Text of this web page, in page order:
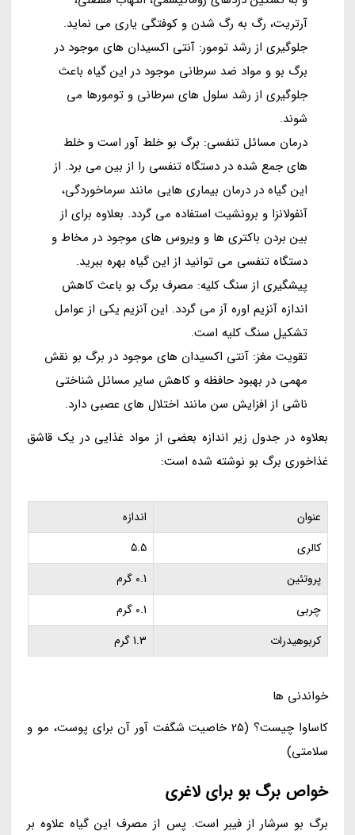
آرتریت، رگ به رگ شدن و کوفتگی یاری می نماید.
جلوگیری از رشد تومور: آنتی اکسیدان های موجود در
برگ بو و مواد ضد سرطانی موجود در این گیاه باعث
جلوگیری از رشد سلول های سرطانی و تومورها می
شوند.
درمان مسائل تنفسی: برگ بو خلط آور است و خلط
های جمع شده در دستگاه تنفسی را از بین می برد. از
این گیاه در درمان بیماری هایی مانند سرماخوردگی،
آنفولانزا و برونشیت استفاده می گردد. بعلاوه برای از
بین بردن باکتری ها و ویروس های موجود در مخاط و
دستگاه تنفسی می توانید از این گیاه بهره ببرید.
پیشگیری از سنگ کلیه: مصرف برگ بو باعث کاهش
اندازه آنزیم اوره آز می گردد. این آنزیم یکی از عوامل
تشکیل سنگ کلیه است.
تقویت مغز: آنتی اکسیدان های موجود در برگ بو نقش
مهمی در بهبود حافظه و کاهش سایر مسائل شناختی
ناشی از افزایش سن مانند اختلال های عصبی دارد.
بعلاوه در جدول زیر اندازه بعضی از مواد غذایی در یک قاشق
غذاخوری برگ بو نوشته شده است:
عنوان
اندازه
کالری
5.5
پروتئین
0.1 گرم
چربی
0.1 گرم
کربوهیدرات
1.3 گرم
خواندنی ها
کاساوا چیست؟ (25 خاصیت شگفت آور آن برای پوست، مو و
سلامتی)
خواص برگ بو برای لاغری
برگ بو سرشار از فیبر است. پس از مصرف این گیاه علاوه بر